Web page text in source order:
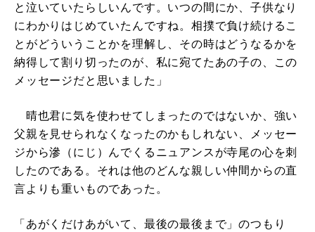
と泣いていたらしいんです。いつの間にか、子供なり
にわかりはじめていたんですね。相撲で負け続けるこ
とがどういうことかを理解し、その時はどうなるかを
納得して割り切ったのが、私に宛てたあの子の、この
メッセージだと思いました」
晴也君に気を使わせてしまったのではないか、強い
父親を見せられなくなったのかもしれない、メッセー
ジから滲（にじ）んでくるニュアンスが寺尾の心を刺
したのである。それは他のどんな親しい仲間からの直
言よりも重いものであった。
「あがくだけあがいて、最後の最後まで」のつもり